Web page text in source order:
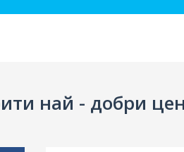
най - добри